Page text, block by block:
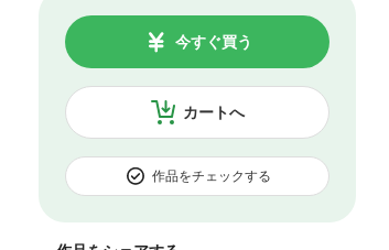
カートへ
今すぐ買う
作品をチェックする